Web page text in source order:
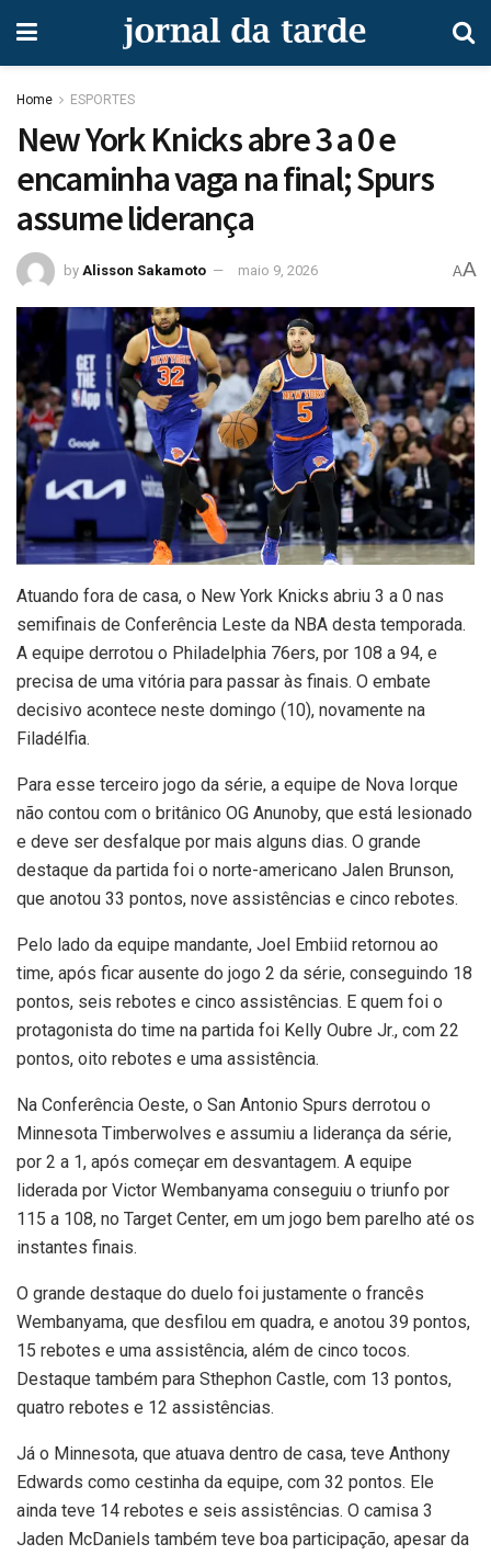
Home ESPORTES
New York Knicks abre 3 a 0 e
encaminha vaga na final; Spurs
assume liderança
by Alisson Sakamoto maio 9, 2026 AA
Atuando fora de casa, o New York Knicks abriu 3 a 0 nas
semifinais de Conferência Leste da NBA desta temporada.
A equipe derrotou o Philadelphia 76ers, por 108 a 94, e
precisa de uma vitória para passar às finais. O embate
decisivo acontece neste domingo (10), novamente na
Filadélfia.
Para esse terceiro jogo da série, a equipe de Nova Iorque
não contou com o britânico OG Anunoby, que está lesionado
e deve ser desfalque por mais alguns dias. O grande
destaque da partida foi o norte-americano Jalen Brunson,
que anotou 33 pontos, nove assistências e cinco rebotes.
Pelo lado da equipe mandante, Joel Embiid retornou ao
time, após ficar ausente do jogo 2 da série, conseguindo 18
pontos, seis rebotes e cinco assistências. E quem foi o
protagonista do time na partida foi Kelly Oubre Jr., com 22
pontos, oito rebotes e uma assistência.
Na Conferência Oeste, o San Antonio Spurs derrotou o
Minnesota Timberwolves e assumiu a liderança da série,
por 2 a 1, após começar em desvantagem. A equipe
liderada por Victor Wembanyama conseguiu o triunfo por
115 a 108, no Target Center, em um jogo bem parelho até os
instantes finais.
O grande destaque do duelo foi justamente o francês
Wembanyama, que desfilou em quadra, e anotou 39 pontos,
15 rebotes e uma assistência, além de cinco tocos.
Destaque também para Sthephon Castle, com 13 pontos,
quatro rebotes e 12 assistências.
Já o Minnesota, que atuava dentro de casa, teve Anthony
Edwards como cestinha da equipe, com 32 pontos. Ele
ainda teve 14 rebotes e seis assistências. O camisa 3
Jaden McDaniels também teve boa participação, apesar da